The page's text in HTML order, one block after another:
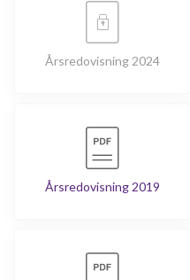
Årsredovisning 2024
Årsredovisning 2019